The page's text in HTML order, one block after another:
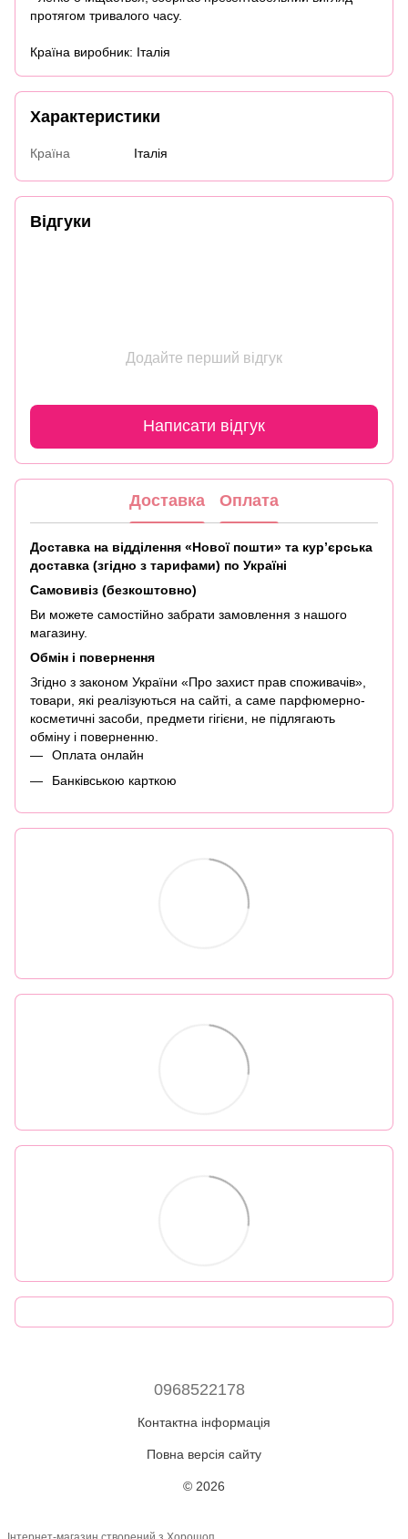
протягом тривалого часу.
Країна виробник: Італія
Характеристики
Країна Італія
Відгуки
Додайте перший відгук
Написати відгук
Доставка Оплата
Доставка на відділення «Нової пошти» та кур’єрська
доставка (згідно з тарифами) по Україні
Самовивіз (безкоштовно)
Ви можете самостійно забрати замовлення з нашого
магазину.
Обмін і повернення
Згідно з законом України «Про захист прав споживачів»,
товари, які реалізуються на сайті, а саме парфюмерно-
косметичні засоби, предмети гігієни, не підлягають
обміну і поверненню.
Оплата онлайн
Банківською карткою
0968522178
Контактна інформація
Повна версія сайту
© 2026